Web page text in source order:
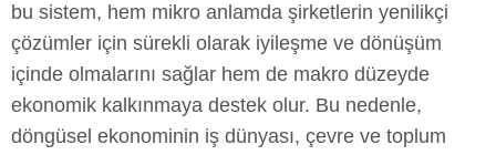
bu sistem, hem mikro anlamda şirketlerin yenilikçi
çözümler için sürekli olarak iyileşme ve dönüşüm
içinde olmalarını sağlar hem de makro düzeyde
ekonomik kalkınmaya destek olur. Bu nedenle,
döngüsel ekonominin iş dünyası, çevre ve toplum